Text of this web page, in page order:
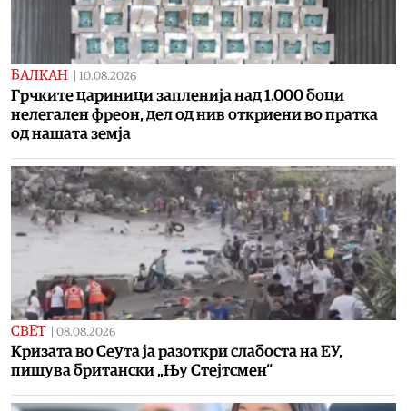
БАЛКАН 10.08.2026
Грчките цариници запленија над 1.000 боци
нелегален фреон, дел од нив откриени во пратка
од нашата земја
СВЕТ 08.08.2026
Кризата во Сеута ја разоткри слабостa на ЕУ,
пишува британски „Њу Стејтсмен“